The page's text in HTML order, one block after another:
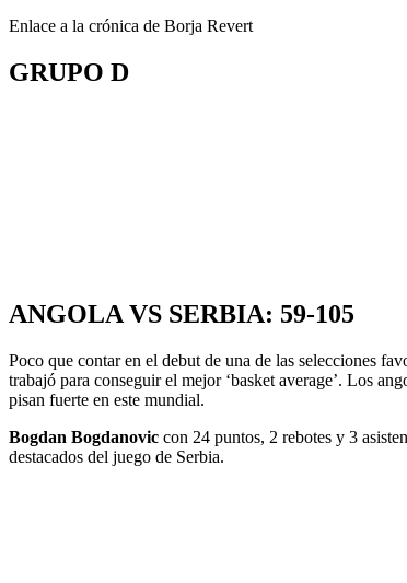
Enlace a la crónica de Borja Revert
GRUPO D
ANGOLA VS SERBIA: 59-105
Poco que contar en el debut de una de las selecciones
trabajó para conseguir el mejor ‘basket average’. Los
pisan fuerte en este mundial.
Bogdan Bogdanovic con 24 puntos, 2 rebotes y 3
destacados del juego de Serbia.